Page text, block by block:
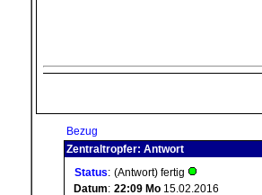
Bezug
Zentraltropfer: Antwort
Status: (Antwort) fertig
Datum: 22:09 Mo 15.02.2016